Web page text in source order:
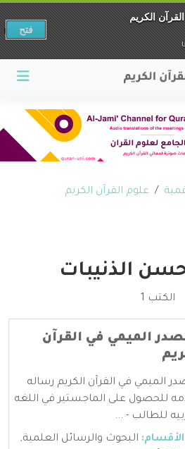
علوم القرآن الكريم
حسن الذنيبات
الكتب 1
الميمي في القرآن
الميمي في القرآن الكريم رساله
للحصول على الماجستير في اللغه
للطالب - ...
البحوث والرسائل العلمية,
الكريم
فتح